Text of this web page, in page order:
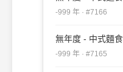
-999 年 · #7166
無年度 - 中式麵
-999 年 · #7165